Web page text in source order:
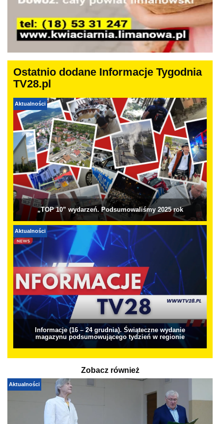
Ostatnio dodane Informacje Tygodnia
TV28.pl
Aktualności
„TOP 10” wydarzeń. Podsumowaliśmy 2025 rok
Aktualności
Informacje (16 – 24 grudnia). Świąteczne wydanie
magazynu podsumowującego tydzień w regionie
Zobacz również
Aktualności